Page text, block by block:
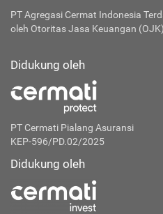
PT Agregasi Cermat Indonesia
oleh Otoritas Jasa Keuangan (OJK)
Didukung oleh
PT Cermati Pialang Asuransi
KEP-596/PD.02/2025
Didukung oleh